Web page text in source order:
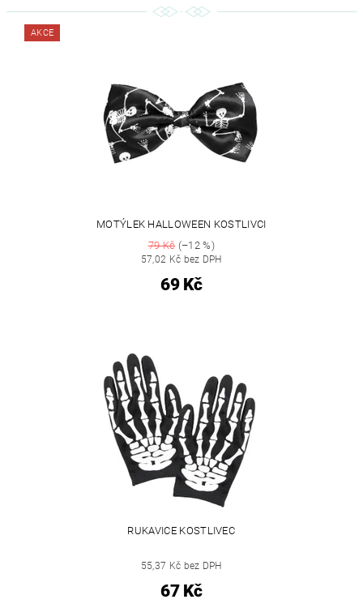
AKCE
MOTÝLEK HALLOWEEN KOSTLIVCI
79 Kč(–12 %)
57,02 Kč bez DPH
69 Kč
RUKAVICE KOSTLIVEC
55,37 Kč bez DPH
67 Kč